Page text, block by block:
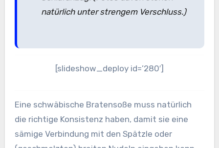
natürlich unter strengem Verschluss.)
[slideshow_deploy id=’280′]
Eine schwäbische Bratensoße muss natürlich
die richtige Konsistenz haben, damit sie eine
sämige Verbindung mit den Spätzle oder